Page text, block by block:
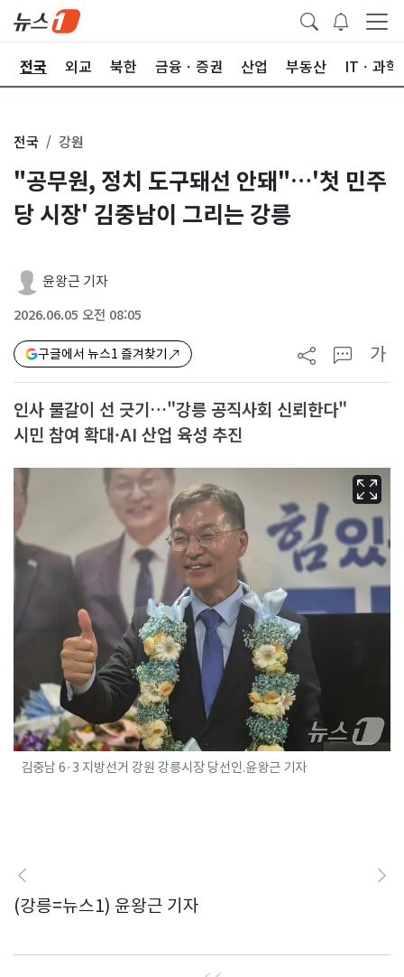
전국 외교 북한 금융ㆍ증권 산업 부동산 ITㆍ과학
전국 강원
"공무원, 정치 도구돼선 안돼"…'첫 민주
당 시장' 김중남이 그리는 강릉
윤왕근 기자
2026.06.05 오전 08:05
구글에서 뉴스1 즐겨찾기 가
인사 물갈이 선 긋기…"강릉 공직사회 신뢰한다"
시민 참여 확대·AI 산업 육성 추진
김중남 6·3 지방선거 강원 강릉시장 당선인.윤왕근 기자
(강릉=뉴스1) 윤왕근 기자